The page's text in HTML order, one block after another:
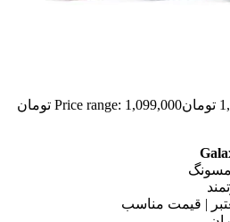
تومان
Price range: 1,099,000 تومان